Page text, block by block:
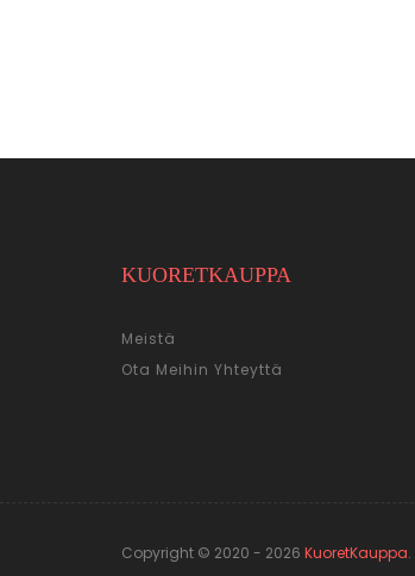
KUORETKAUPPA
Meistä
Ota Meihin Yhteyttä
Copyright © 2020 - 2026 KuoretKauppa.